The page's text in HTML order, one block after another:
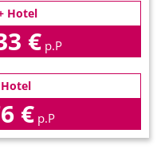
Hotel
€ p.P
€ p.P